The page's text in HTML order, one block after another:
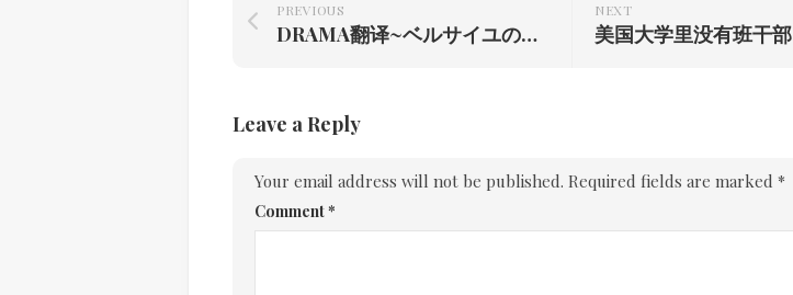
NEXT
美国大学里没有班干部
PREVIOUS
DRAMA翻译~ベルサイユのばらI
Leave a Reply
Your email address will not be published. Required fields are marked *
Comment*